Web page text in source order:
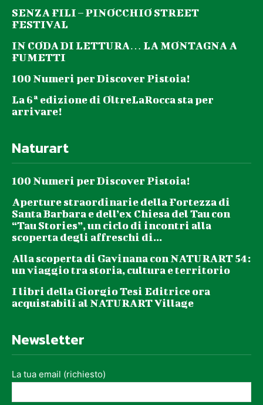
SENZA FILI – PINOCCHIO STREET
FESTIVAL
IN CODA DI LETTURA… LA MONTAGNA A
FUMETTI
100 Numeri per Discover Pistoia!
La 6ª edizione di OltreLaRocca sta per
arrivare!
Naturart
100 Numeri per Discover Pistoia!
Aperture straordinarie della Fortezza di
Santa Barbara e dell’ex Chiesa del Tau con
“Tau Stories”, un ciclo di incontri alla
scoperta degli affreschi di...
Alla scoperta di Gavinana con NATURART 54:
un viaggio tra storia, cultura e territorio
I libri della Giorgio Tesi Editrice ora
acquistabili al NATURART Village
Newsletter
La tua email (richiesto)